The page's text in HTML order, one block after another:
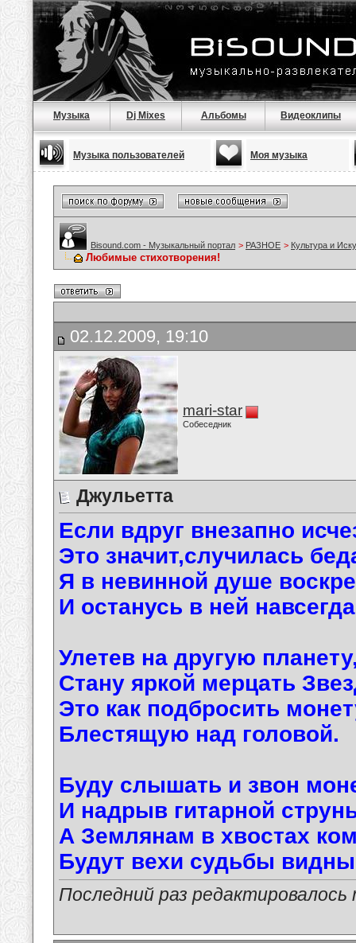
Музыка Dj Mixes Альбомы Видеоклипы
Музыка пользователей Моя музыка
Bisound.com - Музыкальный портал > РАЗНОЕ > Культура и
Любимые стихотворения!
02.12.2009, 19:10
mari-star
Собеседник
Джульетта
Если вдруг внезапно
Это значит,случилась
Я в невинной душе
И останусь в ней
Улетев на другую
Стану яркой мерцать
Это как подбросить
Блестящую над головой.
Буду слышать и звон
И надрыв гитарной
А Землянам в хвостах
Будут вехи судьбы
Последний раз